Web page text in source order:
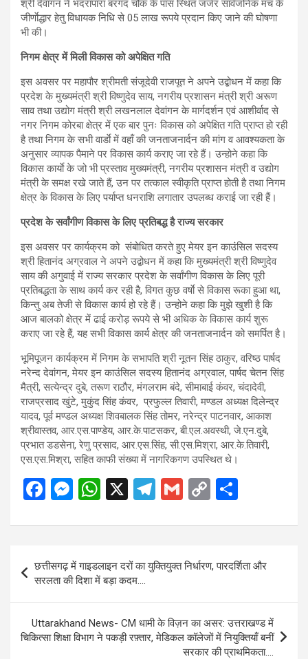
श्री देवांगन ने भदरापारा बरगद चौक के पास स्थित जर्जर सार्वजनिक मंच के
जीर्णाेद्धार हेतु विधायक निधि से 05 लाख रूपये प्रदान किए जाने की घोषणा
भी की।
निगम क्षेत्र में मिली विकास को अपेक्षित गति
इस अवसर पर महापौर श्रीमती संजूदेवी राजपूत ने अपने उद्बोधन में कहा कि
प्रदेश के मुख्यमंत्री श्री विष्णुदेव साय, नगरीय प्रशासन मंत्री श्री अरूण
साव तथा उद्योग मंत्री श्री लखनलाल देवांगन के मार्गदर्शन एवं आशीर्वाद से
नगर निगम कोरबा क्षेत्र में एक बार पुनः विकास को अपेक्षित गति प्राप्त हो रही
है तथा निगम के सभी वार्डाे में वहॉं की जनताजनार्दन की मांग व आवश्यकता के
अनुसार व्यापक पैमाने पर विकास कार्य कराए जा रहे हैं। उन्होने कहा कि
विकास कार्याे के जो भी प्रस्ताव मुख्यमंत्री, नगरीय प्रशासन मंत्री व उद्योग
मंत्री के समक्ष रखे जाते हैं, उन पर तत्काल स्वीकृति प्राप्त होती है तथा निगम
क्षेत्र के विकास के लिए पर्याप्त धनराशि लगातार उपलब्ध कराई जा रही हैं।
प्रदेश के सर्वांगीण विकास के लिए प्रतिबद्ध है राज्य सरकार
इस अवसर पर कार्यक्रम को संबोधित करते हुए मेयर इन काउंसिल सदस्य
श्री हितानंद अग्रवाल ने अपने उद्बोधन में कहा कि मुख्यमंत्री श्री विष्णुदेव
साय की अगुवाई में राज्य सरकार प्रदेश के सर्वांगीण विकास के लिए पूरी
प्रतिबद्धता के साथ कार्य कर रही है, विगत कुछ वर्षाे से विकास रूका हुआ था,
किन्तु अब तेजी से विकास कार्य हो रहे हैं। उन्होने कहा कि मुझे खुशी है कि
आज बालको क्षेत्र में ढाई करोड़ रूपये से भी अधिक के विकास कार्य शुरू
कराए जा रहे हैं, यह सभी विकास कार्य क्षेत्र की जनताजनार्दन को समर्पित है।
भूमिपूजन कार्यक्रम में निगम के सभापति श्री नूतन सिंह ठाकुर, वरिष्ठ पार्षद
नरेन्द देवांगन, मेयर इन काउंसिल सदस्य हितानंद अग्रवाल, पार्षद चेतन सिंह
मैत्री, सत्येन्द्र दुबे, तरूण राठौर, मंगलराम बंदे, सीमाबाई कंवर, चंदादेवी,
राजप्रसाद खुंटे, मुकुंद सिंह कंवर, प्रफुल्ल तिवारी, मण्डल अध्यक्ष दिलेन्द्र
यादव, पूर्व मण्डल अध्यक्ष शिवबालक सिंह तोमर, नरेन्द्र पाटनवार, आकाश
श्रीवास्तव, आर.एस.पाण्डेय, आर.के.पाटसकर, बी.एल.अवस्थी, जे.एन.दुबे,
प्रभात डडसेना, रेणु प्रसाद, आर.एस.सिंह, सी.एस.मिश्रा, आर.के.तिवारी,
एस.एस.मिश्रा, सहित काफी संख्या में नागरिकगण उपस्थित थे।
F
ce
b
o
o
k
M
se
n
g
er
W
at
A
p
p
X
T
e
gr
a
m
G
ail
C
py
n
k
ar
e
navigation
छत्तीसगढ़ में गाइडलाइन दरों का युक्तियुक्त निर्धारण, पारदर्शिता और
सरलता की दिशा में बड़ा कदम….
Uttarakhand News- CM धामी के विज़न का असर: उत्तराखण्ड में
चिकित्सा शिक्षा विभाग ने पकड़ी रफ़्तार, मेडिकल कॉलेजों में नियुक्तियाँ बनीं
सरकार की प्राथमिकता….